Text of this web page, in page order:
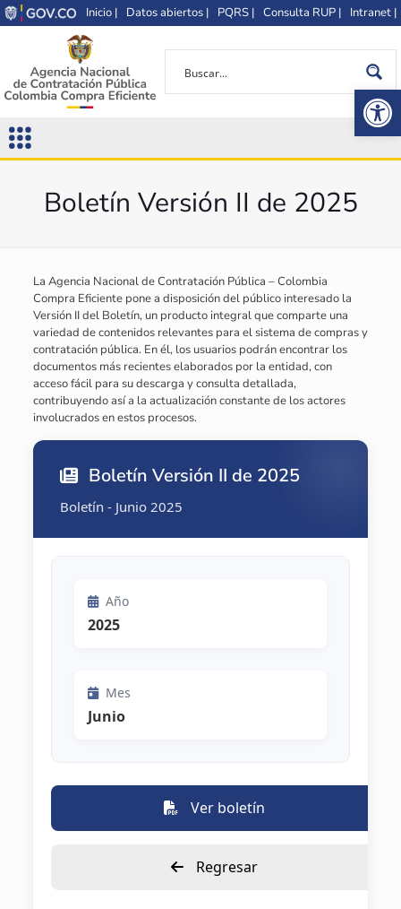
Inicio | Datos abiertos | PQRS | Consulta RUP | Intranet |
Boletín Versión II de 2025
La Agencia Nacional de Contratación Pública – Colombia
Compra Eficiente pone a disposición del público interesado la
Versión II del Boletín, un producto integral que comparte una
variedad de contenidos relevantes para el sistema de compras y
contratación pública. En él, los usuarios podrán encontrar los
documentos más recientes elaborados por la entidad, con
acceso fácil para su descarga y consulta detallada,
contribuyendo así a la actualización constante de los actores
involucrados en estos procesos.
Boletín Versión II de 2025
Boletín - Junio 2025
Año
2025
Mes
Junio
Ver boletín
Regresar